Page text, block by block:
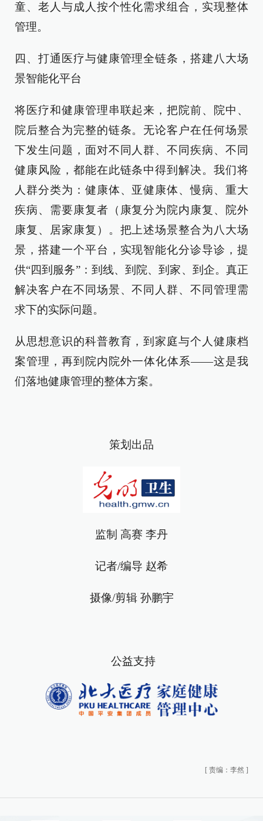
童、老人与成人按个性化需求组合，实现整体
管理。
四、打通医疗与健康管理全链条，搭建八大场
景智能化平台
将医疗和健康管理串联起来，把院前、院中、
院后整合为完整的链条。无论客户在任何场景
下发生问题，面对不同人群、不同疾病、不同
健康风险，都能在此链条中得到解决。我们将
人群分类为：健康体、亚健康体、慢病、重大
疾病、需要康复者（康复分为院内康复、院外
康复、居家康复）。把上述场景整合为八大场
景，搭建一个平台，实现智能化分诊导诊，提
供“四到服务”：到线、到院、到家、到企。真正
解决客户在不同场景、不同人群、不同管理需
求下的实际问题。
从思想意识的科普教育，到家庭与个人健康档
案管理，再到院内院外一体化体系——这是我
们落地健康管理的整体方案。
策划出品
监制 高赛 李丹
记者/编导 赵希
摄像/剪辑 孙鹏宇
公益支持
[ 责编：李然 ]